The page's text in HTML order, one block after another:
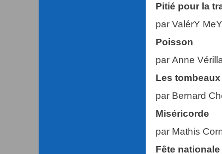
Pitié pour la
par ValérY
Poisson
par Anne
Les
par Bernard
Miséricorde
par Mathis
Fête nationale